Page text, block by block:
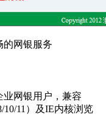
的网银服务
网银用户，兼容
10/11）及IE内核浏览